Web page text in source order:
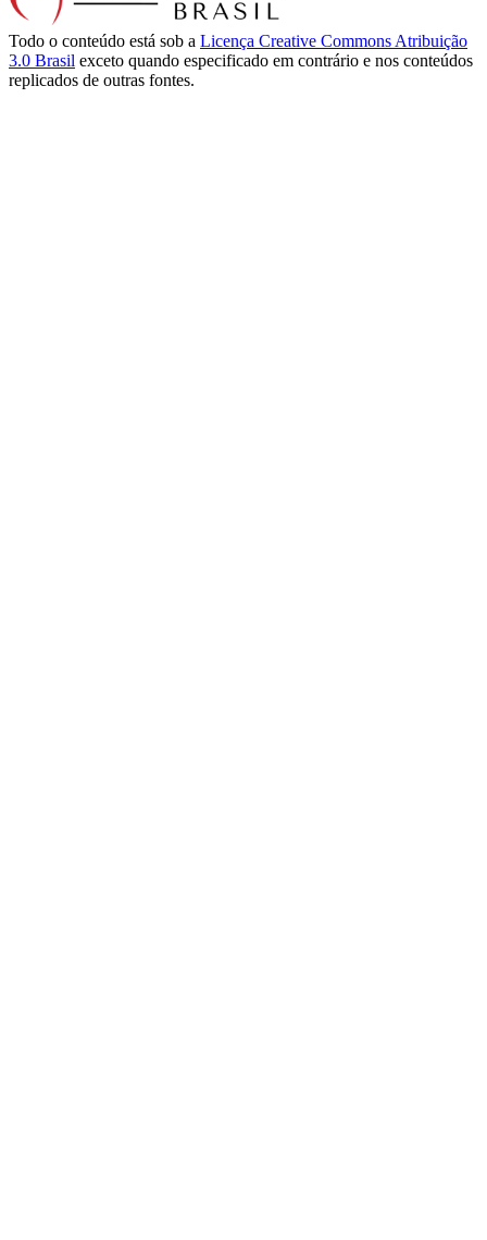
Todo o conteúdo está sob a Licença Creative Commons Atribuição
3.0 Brasil exceto quando especificado em contrário e nos conteúdos
replicados de outras fontes.